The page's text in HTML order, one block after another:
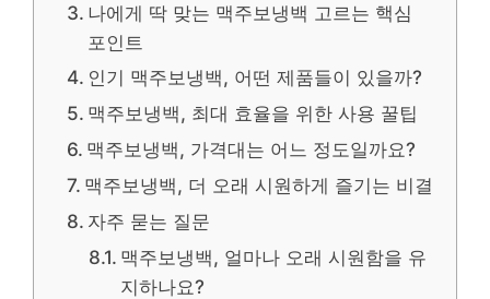
나에게 딱 맞는 맥주보냉백 고르는 핵심
포인트
인기 맥주보냉백, 어떤 제품들이 있을까?
맥주보냉백, 최대 효율을 위한 사용 꿀팁
맥주보냉백, 가격대는 어느 정도일까요?
맥주보냉백, 더 오래 시원하게 즐기는 비결
자주 묻는 질문
맥주보냉백, 얼마나 오래 시원함을 유
지하나요?